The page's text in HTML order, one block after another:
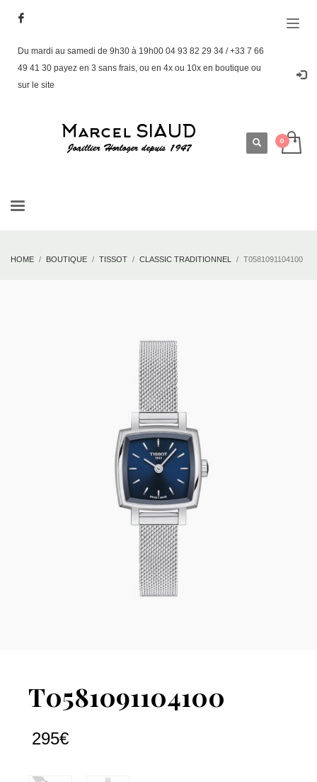
Du mardi au samedi de 9h30 à 19h00 04 93 82 29 34 / +33 7 66
49 41 30 payez en 3 sans frais, ou en 4x ou 10x en boutique ou
sur le site
HOME BOUTIQUE TISSOT CLASSIC TRADITIONNEL T0581091104100
T0581091104100
295€